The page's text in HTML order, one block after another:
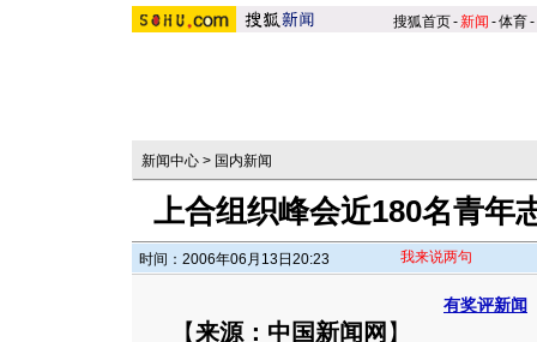
搜狐首页-新闻 -体育-
新闻中心 > 国内新闻
上合组织峰会近180名青年
时间：2006年06月13日20:23 我来说两句
有奖评新闻
【来源：中国新闻网 】